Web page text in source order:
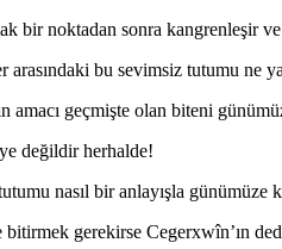
bir noktadan sonra kangrenleşir
bu sevimsiz tutumu ne
amacı geçmişte olan biteni
değildir herhalde!
nasıl bir anlayışla
gerekirse Cegerxwîn’ın